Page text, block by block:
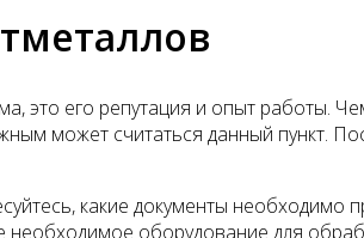
это его репутация и опыт работы.
может считаться данный пункт.
какие документы необходимо
оборудование для